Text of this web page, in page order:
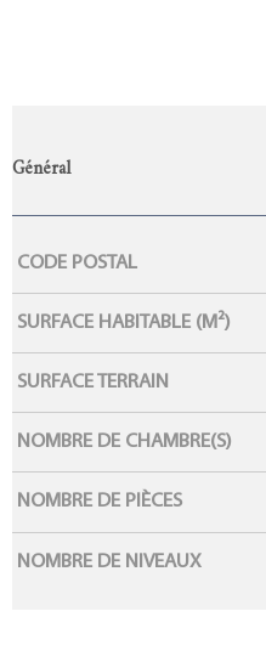
Général
Caractérisque Valeurs
CODE POSTAL
SURFACE HABITABLE (M²)
SURFACE TERRAIN
NOMBRE DE CHAMBRE(S)
NOMBRE DE PIÈCES
NOMBRE DE NIVEAUX